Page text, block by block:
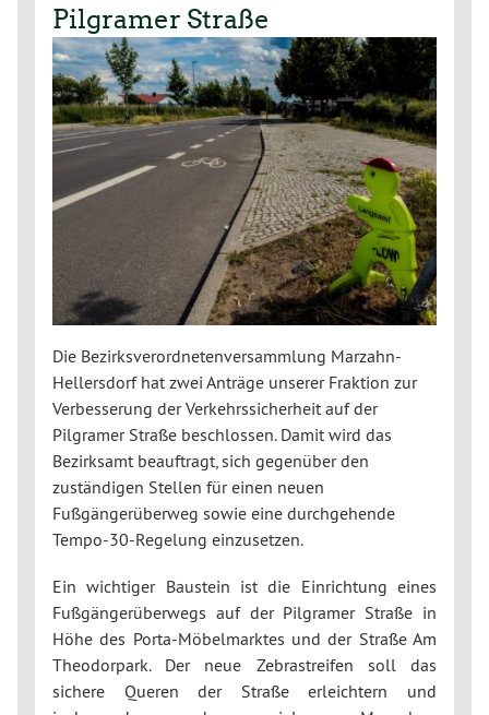
Pilgramer Straße
Die Bezirksverordnetenversammlung Marzahn-
Hellersdorf hat zwei Anträge unserer Fraktion zur
Verbesserung der Verkehrssicherheit auf der
Pilgramer Straße beschlossen. Damit wird das
Bezirksamt beauftragt, sich gegenüber den
zuständigen Stellen für einen neuen
Fußgängerüberweg sowie eine durchgehende
Tempo-30-Regelung einzusetzen.
Ein wichtiger Baustein ist die Einrichtung eines
Fußgängerüberwegs auf der Pilgramer Straße in
Höhe des Porta-Möbelmarktes und der Straße Am
Theodorpark. Der neue Zebrastreifen soll das
sichere Queren der Straße erleichtern und